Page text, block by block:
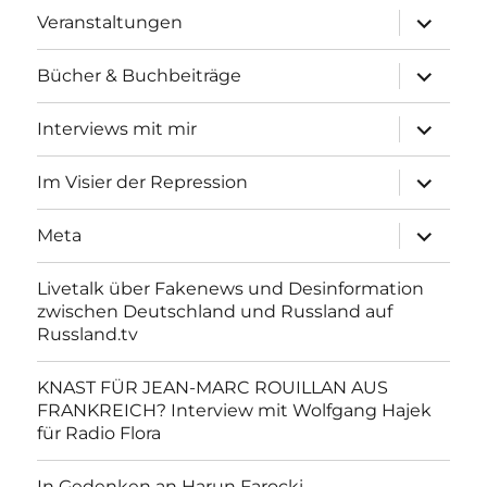
Veranstaltungen
anzeigen
Bücher & Buchbeiträge
anzeigen
Interviews mit mir
anzeigen
Im Visier der Repression
anzeigen
Meta
anzeigen
Livetalk über Fakenews und Desinformation
zwischen Deutschland und Russland auf
Russland.tv
KNAST FÜR JEAN-MARC ROUILLAN AUS
FRANKREICH? Interview mit Wolfgang Hajek
für Radio Flora